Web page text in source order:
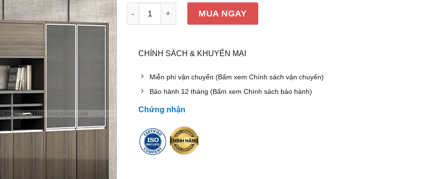
MUA NGAY
CHÍNH SÁCH & KHUYẾN MẠI
Miễn phí vận chuyển (Bấm xem Chính sách vận chuyển)
Bảo hành 12 tháng (Bấm xem Chính sách bảo hành)
Chứng nhận